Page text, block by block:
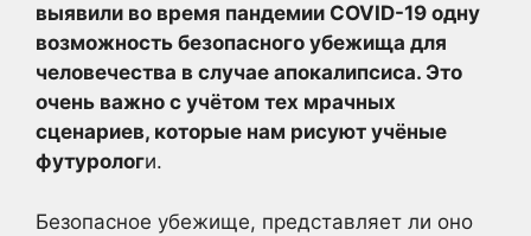
выявили во время пандемии COVID-19 одну
возможность безопасного убежища для
человечества в случае апокалипсиса. Это
очень важно с учётом тех мрачных
сценариев, которые нам рисуют учёные
футурологи.
Безопасное убежище, представляет ли оно